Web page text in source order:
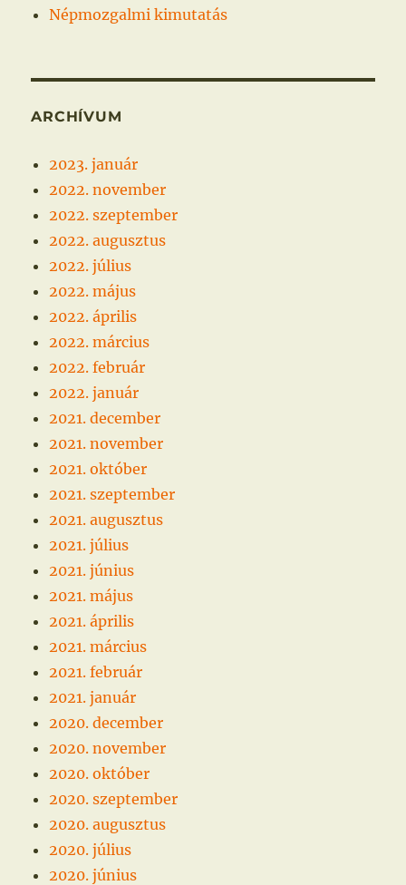
Népmozgalmi kimutatás
ARCHÍVUM
2023. január
2022. november
2022. szeptember
2022. augusztus
2022. július
2022. május
2022. április
2022. március
2022. február
2022. január
2021. december
2021. november
2021. október
2021. szeptember
2021. augusztus
2021. július
2021. június
2021. május
2021. április
2021. március
2021. február
2021. január
2020. december
2020. november
2020. október
2020. szeptember
2020. augusztus
2020. július
2020. június